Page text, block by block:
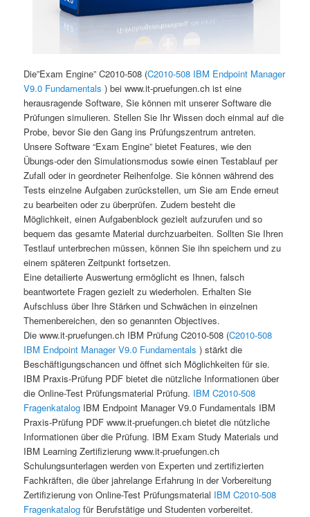
Die”Exam Engine” C2010-508 (C2010-508 IBM Endpoint Manager
V9.0 Fundamentals ) bei www.it-pruefungen.ch ist eine
herausragende Software, Sie können mit unserer Software die
Prüfungen simulieren. Stellen Sie Ihr Wissen doch einmal auf die
Probe, bevor Sie den Gang ins Prüfungszentrum antreten.
Unsere Software “Exam Engine” bietet Features, wie den
Übungs-oder den Simulationsmodus sowie einen Testablauf per
Zufall oder in geordneter Reihenfolge. Sie können während des
Tests einzelne Aufgaben zurückstellen, um Sie am Ende erneut
zu bearbeiten oder zu überprüfen. Zudem besteht die
Möglichkeit, einen Aufgabenblock gezielt aufzurufen und so
bequem das gesamte Material durchzuarbeiten. Sollten Sie Ihren
Testlauf unterbrechen müssen, können Sie ihn speichern und zu
einem späteren Zeitpunkt fortsetzen.
Eine detailierte Auswertung ermöglicht es Ihnen, falsch
beantwortete Fragen gezielt zu wiederholen. Erhalten Sie
Aufschluss über Ihre Stärken und Schwächen in einzelnen
Themenbereichen, den so genannten Objectives.
Die www.it-pruefungen.ch IBM Prüfung C2010-508 (C2010-508
IBM Endpoint Manager V9.0 Fundamentals ) stärkt die
Beschäftigungschancen und öffnet sich Möglichkeiten für sie.
IBM Praxis-Prüfung PDF bietet die nützliche Informationen über
die Online-Test Prüfungsmaterial Prüfung. IBM C2010-508
Fragenkatalog IBM Endpoint Manager V9.0 Fundamentals IBM
Praxis-Prüfung PDF www.it-pruefungen.ch bietet die nützliche
Informationen über die Prüfung. IBM Exam Study Materials und
IBM Learning Zertifizierung www.it-pruefungen.ch
Schulungsunterlagen werden von Experten und zertifizierten
Fachkräften, die über jahrelange Erfahrung in der Vorbereitung
Zertifizierung von Online-Test Prüfungsmaterial IBM C2010-508
Fragenkatalog für Berufstätige und Studenten vorbereitet.